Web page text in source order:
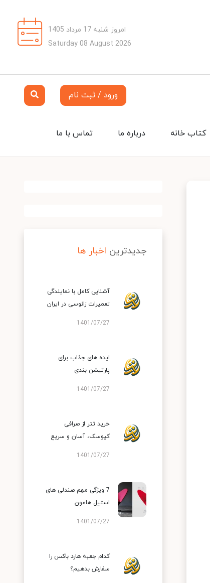
امروز شنبه 17 مرداد 1405
Saturday 08 August 2026
ورود / ثبت نام
تماس با ما درباره ما کتاب خانه
جدیدترین اخبار ها
آشنایی کامل با نمایندگی
تعمیرات زانوسی در ایران
1401/07/27
ایده های جذاب برای
پارتیشن بندی
1401/07/27
خرید تتر از صرافی
کیوسک، آسان و سریع
1401/07/27
7 ویژگی مهم صندلی های
استیل هامون
1401/07/27
کدام جعبه هارد باکس را
سفارش بدهیم؟